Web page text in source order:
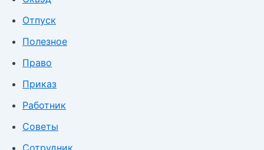
Отпуск
Полезное
Право
Приказ
Работник
Советы
Сотрудник